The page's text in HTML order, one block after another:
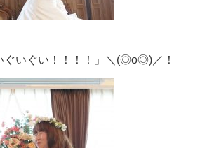
ぐいぐい！！！！」＼(◎o◎)／！